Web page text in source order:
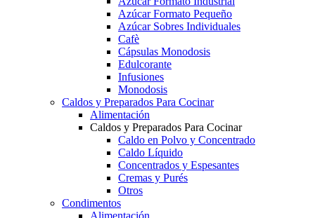
Azúcar Formato Pequeño
Azúcar Sobres Individuales
Cafè
Cápsulas Monodosis
Edulcorante
Infusiones
Monodosis
Caldos y Preparados Para Cocinar
Alimentación
Caldos y Preparados Para Cocinar
Caldo en Polvo y Concentrado
Caldo Líquido
Concentrados y Espesantes
Cremas y Purés
Otros
Condimentos
Alimentación